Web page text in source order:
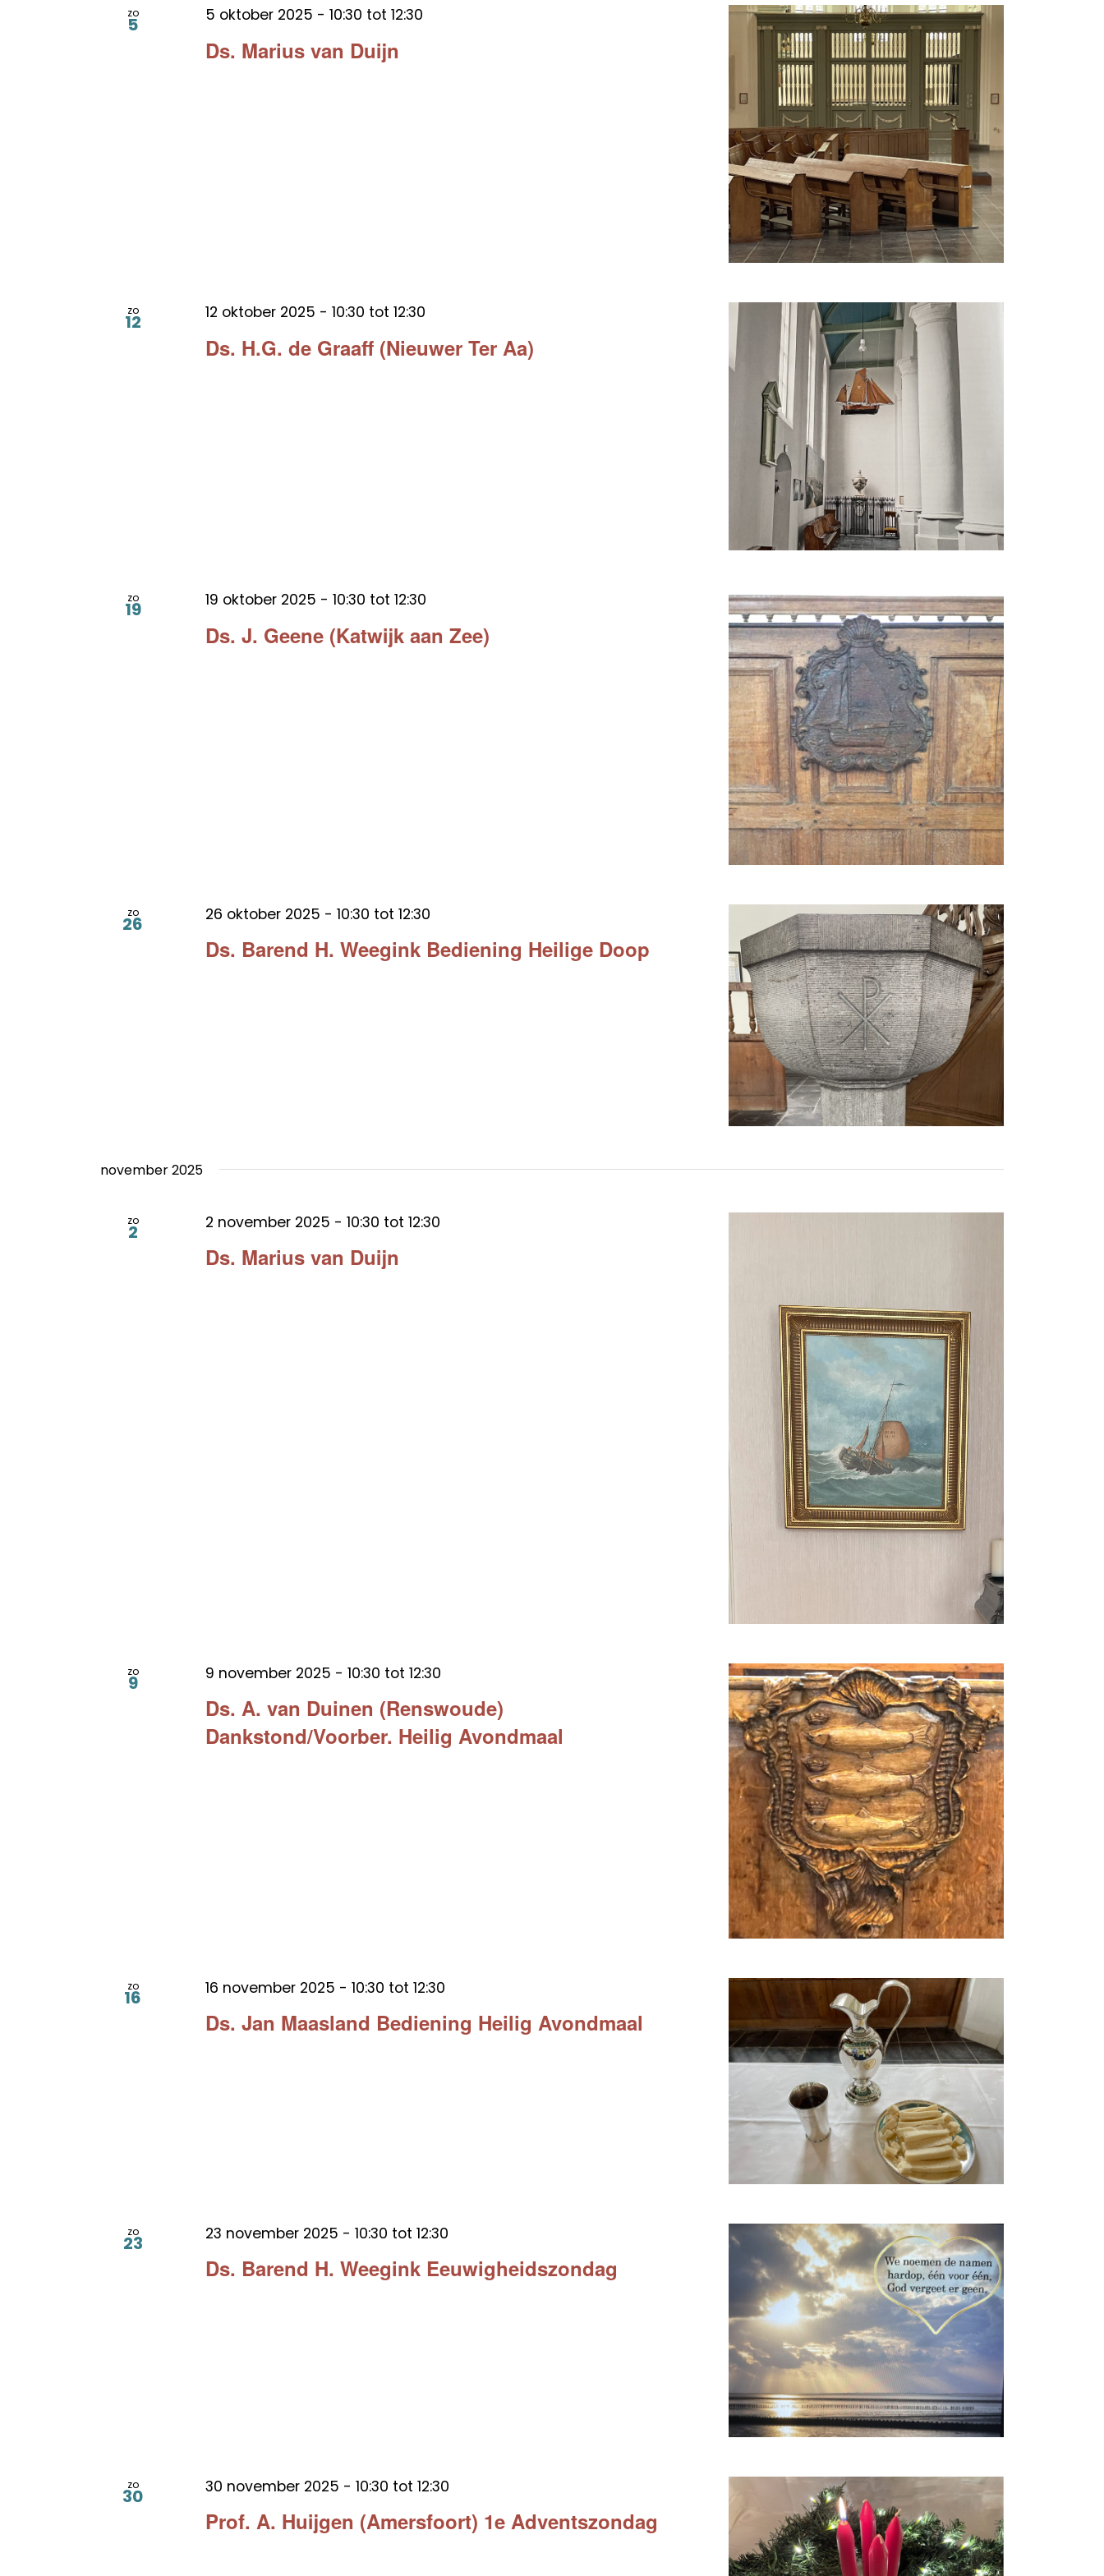
zo
5
Ds. Marius van Duijn
5 oktober 2025 - 10:30 tot 12:30
zo
12
Ds. H.G. de Graaff (Nieuwer Ter Aa)
12 oktober 2025 - 10:30 tot 12:30
zo
19
Ds. J. Geene (Katwijk aan Zee)
19 oktober 2025 - 10:30 tot 12:30
zo
26
Ds. Barend H. Weegink Bediening Heilige Doop
26 oktober 2025 - 10:30 tot 12:30
november 2025
zo
2
Ds. Marius van Duijn
2 november 2025 - 10:30 tot 12:30
zo
9
Ds. A. van Duinen (Renswoude)
Dankstond/Voorber. Heilig Avondmaal
9 november 2025 - 10:30 tot 12:30
zo
16
Ds. Jan Maasland Bediening Heilig Avondmaal
16 november 2025 - 10:30 tot 12:30
zo
23
Ds. Barend H. Weegink Eeuwigheidszondag
23 november 2025 - 10:30 tot 12:30
zo
30
Prof. A. Huijgen (Amersfoort) 1e Adventszondag
30 november 2025 - 10:30 tot 12:30